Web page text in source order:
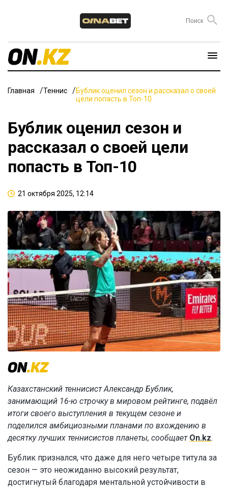
Главная Теннис
Бублик оценил сезон и рассказал о своей
цели попасть в Топ-10
Бублик оценил сезон и
рассказал о своей цели
попасть в Топ-10
21 октября 2025, 12:14
Казахстанский теннисист Александр Бублик,
занимающий 16-ю строчку в мировом рейтинге, подвёл
итоги своего выступления в текущем сезоне и
поделился амбициозными планами по вхождению в
десятку лучших теннисистов планеты, сообщает On.kz.
Бублик признался, что даже для него четыре титула за
сезон — это неожиданно высокий результат,
достигнутый благодаря ментальной устойчивости в